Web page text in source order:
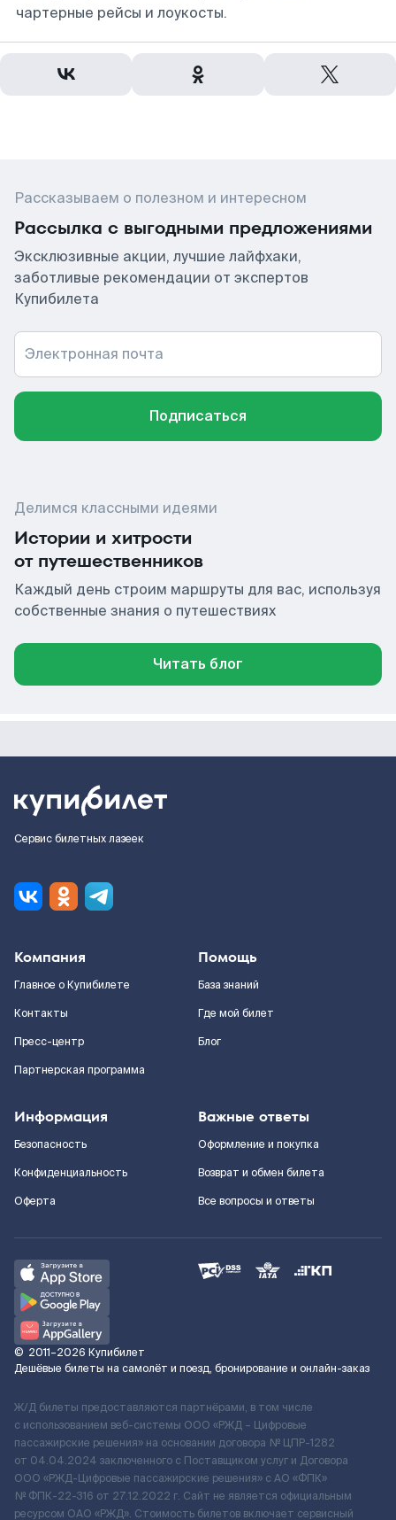
чартерные рейсы и лоукосты.
Рассказываем о полезном и интересном
Рассылка с выгодными предложениями
Эксклюзивные акции, лучшие лайфхаки,
заботливые рекомендации от экспертов
Купибилета
Электронная почта
Подписаться
Делимся классными идеями
Истории и хитрости
от путешественников
Каждый день строим маршруты для вас, используя
собственные знания о путешествиях
Читать блог
Сервис билетных лазеек
Компания
Главное о Купибилете
Контакты
Пресс-центр
Партнерская программа
Помощь
База знаний
Где мой билет
Блог
Информация
Безопасность
Конфиденциальность
Оферта
Важные ответы
Оформление и покупка
Возврат и обмен билета
Все вопросы и ответы
© 2011–2026 Купибилет
Дешёвые билеты на самолёт и поезд, бронирование и онлайн-заказ
Ж/Д билеты предоставляются партнёрами, в том числе
с использованием веб-системы ООО «РЖД – Цифровые
пассажирские решения» на основании договора № ЦПР-1282
от 04.04.2024 заключенного с Поставщиком услуг и Договора
ООО «РЖД-Цифровые пассажирские решения» c АО «ФПК»
№ ФПК-22-316 от 27.12.2022 г. Сайт не является официальным
ресурсом ОАО «РЖД». Стоимость билетов включает сервисный